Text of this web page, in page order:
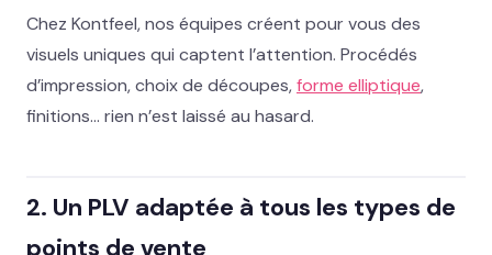
Chez Kontfeel, nos équipes créent pour vous des
visuels uniques qui captent l’attention. Procédés
d’impression, choix de découpes,forme elliptique,
finitions… rien n’est laissé au hasard.
2. Un PLV adaptée à tous les types de
points de vente